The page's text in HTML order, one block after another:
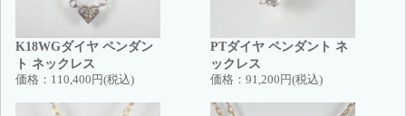
K18WGダイヤ ペンダン
ト ネックレス
価格： 110,400円(税込)
PTダイヤ ペンダント ネ
ックレス
価格： 91,200円(税込)